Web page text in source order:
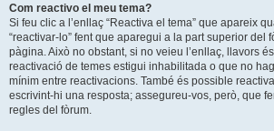
Com reactivo el meu tema?
Si feu clic a l’enllaç “Reactiva el tema” que apareix
“reactivar-lo” fent que aparegui a la part superior del
pàgina. Això no obstant, si no veieu l’enllaç, llavors
reactivació de temes estigui inhabilitada o que no
mínim entre reactivacions. També és possible
escrivint-hi una resposta; assegureu-vos, però, que
regles del fòrum.